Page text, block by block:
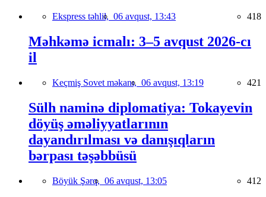
Ekspress təhlil, 06 avqust, 13:43 418
Məhkəmə icmalı: 3–5 avqust 2026-cı
il
Keçmiş Sovet məkanı, 06 avqust, 13:19 421
Sülh naminə diplomatiya: Tokayevin
döyüş əməliyyatlarının
dayandırılması və danışıqların
bərpası təşəbbüsü
Böyük Şərq, 06 avqust, 13:05 412